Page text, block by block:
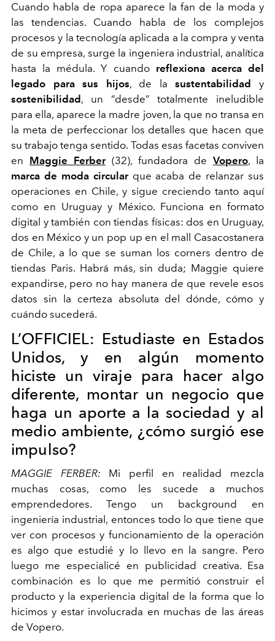
Cuando habla de ropa aparece la fan de la moda y
las tendencias. Cuando habla de los complejos
procesos y la tecnología aplicada a la compra y venta
de su empresa, surge la ingeniera industrial, analítica
hasta la médula. Y cuando reflexiona acerca del
legado para sus hijos, de lasustentabilidad
y
sostenibilidad , un “desde” totalmente ineludible
para ella, aparece la madre joven, la que no transa en
la meta de perfeccionar los detalles que hacen que
su trabajo tenga sentido. Todas esas facetas conviven
en Maggie Ferber(32), fundadora de Vopero, la
marca de moda circular que acaba de relanzar sus
operaciones en Chile, y sigue creciendo tanto aquí
como en Uruguay y México. Funciona en formato
digital y también con tiendas físicas: dos en Uruguay,
dos en México y un pop up en el mall Casacostanera
de Chile, a lo que se suman los corners dentro de
tiendas Paris. Habrá más, sin duda; Maggie quiere
expandirse, pero no hay manera de que revele esos
datos sin la certeza absoluta del dónde, cómo y
cuándo sucederá.
L’OFFICIEL: Estudiaste en Estados
Unidos, y en algún momento
hiciste un viraje para hacer algo
diferente, montar un negocio que
haga un aporte a la sociedad y al
medio ambiente, ¿cómo surgió ese
impulso?
MAGGIE FERBER:
Mi perfil en realidad mezcla
muchas cosas, como les sucede a muchos
emprendedores. Tengo un background en
ingeniería industrial, entonces todo lo que tiene que
ver con procesos y funcionamiento de la operación
es algo que estudié y lo llevo en la sangre. Pero
luego me especialicé en publicidad creativa. Esa
combinación es lo que me permitió construir el
producto y la experiencia digital de la forma que lo
hicimos y estar involucrada en muchas de las áreas
de Vopero.